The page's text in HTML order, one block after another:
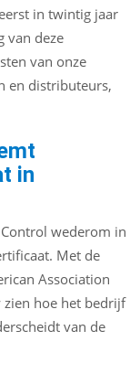
in twintig jaar
van deze
van onze
en distributeurs,
in
wederom in
Met de
Association
hoe het bedrijf
van de